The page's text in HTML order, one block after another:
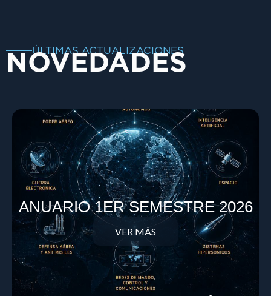
ÚLTIMAS ACTUALIZACIONES
NOVEDADES
ANUARIO 1ER SEMESTRE 2026
VER MÁS